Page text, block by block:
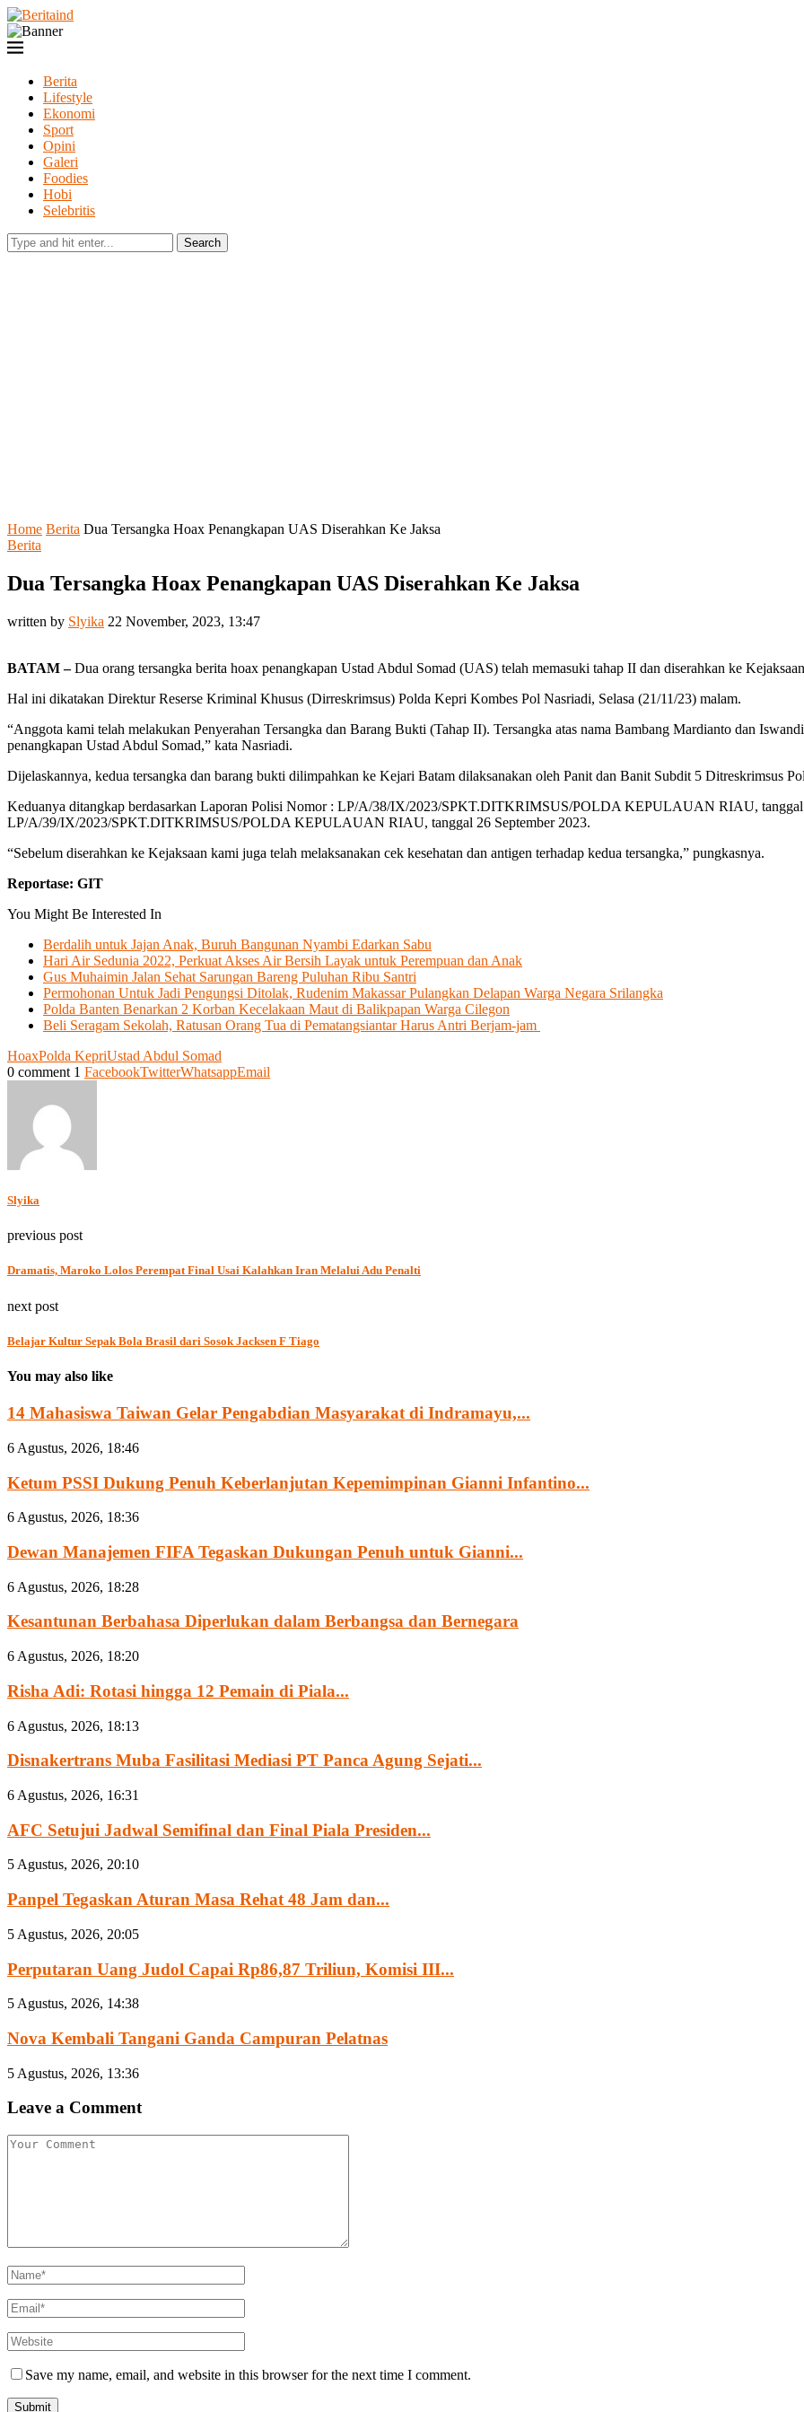
Berita
Lifestyle
Ekonomi
Sport
Opini
Galeri
Foodies
Hobi
Selebritis
Search
Home Berita Dua Tersangka Hoax Penangkapan UAS Diserahkan Ke Jaksa
Berita
Dua Tersangka Hoax Penangkapan UAS Diserahkan Ke Jaksa
written by Slyika 22 November, 2023, 13:47
BATAM –Dua orang tersangka berita hoax penangkapan Ustad Abdul Somad (UAS) telah memasuki tahap II dan diserahkan ke
Hal ini dikatakan Direktur Reserse Kriminal Khusus (Dirreskrimsus) Polda Kepri Kombes Pol Nasriadi, Selasa (21/11/23) malam.
“Anggota kami telah melakukan Penyerahan Tersangka dan Barang Bukti (Tahap II). Tersangka atas nama Bambang Mardianto dan
penangkapan Ustad Abdul Somad,” kata Nasriadi.
Dijelaskannya, kedua tersangka dan barang bukti dilimpahkan ke Kejari Batam dilaksanakan oleh Panit dan Banit Subdit 5 Ditreskrimsus
Keduanya ditangkap berdasarkan Laporan Polisi Nomor : LP/A/38/IX/2023/SPKT.DITKRIMSUS/POLDA KEPULAUAN RIAU, tanggal
LP/A/39/IX/2023/SPKT.DITKRIMSUS/POLDA KEPULAUAN RIAU, tanggal 26 September 2023.
“Sebelum diserahkan ke Kejaksaan kami juga telah melaksanakan cek kesehatan dan antigen terhadap kedua tersangka,” pungkasnya.
Reportase: GIT
You Might Be Interested In
Berdalih untuk Jajan Anak, Buruh Bangunan Nyambi Edarkan Sabu
Hari Air Sedunia 2022, Perkuat Akses Air Bersih Layak untuk Perempuan dan Anak
Gus Muhaimin Jalan Sehat Sarungan Bareng Puluhan Ribu Santri
Permohonan Untuk Jadi Pengungsi Ditolak, Rudenim Makassar Pulangkan Delapan Warga Negara Srilangka
Polda Banten Benarkan 2 Korban Kecelakaan Maut di Balikpapan Warga Cilegon
Beli Seragam Sekolah, Ratusan Orang Tua di Pematangsiantar Harus Antri Berjam-jam
HoaxPolda KepriUstad Abdul Somad
0 comment 1 FacebookTwitterWhatsappEmail
Slyika
previous post
Dramatis, Maroko Lolos Perempat Final Usai Kalahkan Iran Melalui Adu Penalti
next post
Belajar Kultur Sepak Bola Brasil dari Sosok Jacksen F Tiago
You may also like
14 Mahasiswa Taiwan Gelar Pengabdian Masyarakat di Indramayu,...
6 Agustus, 2026, 18:46
Ketum PSSI Dukung Penuh Keberlanjutan Kepemimpinan Gianni Infantino...
6 Agustus, 2026, 18:36
Dewan Manajemen FIFA Tegaskan Dukungan Penuh untuk Gianni...
6 Agustus, 2026, 18:28
Kesantunan Berbahasa Diperlukan dalam Berbangsa dan Bernegara
6 Agustus, 2026, 18:20
Risha Adi: Rotasi hingga 12 Pemain di Piala...
6 Agustus, 2026, 18:13
Disnakertrans Muba Fasilitasi Mediasi PT Panca Agung Sejati...
6 Agustus, 2026, 16:31
AFC Setujui Jadwal Semifinal dan Final Piala Presiden...
5 Agustus, 2026, 20:10
Panpel Tegaskan Aturan Masa Rehat 48 Jam dan...
5 Agustus, 2026, 20:05
Perputaran Uang Judol Capai Rp86,87 Triliun, Komisi III...
5 Agustus, 2026, 14:38
Nova Kembali Tangani Ganda Campuran Pelatnas
5 Agustus, 2026, 13:36
Leave a Comment
Save my name, email, and website in this browser for the next time I comment.